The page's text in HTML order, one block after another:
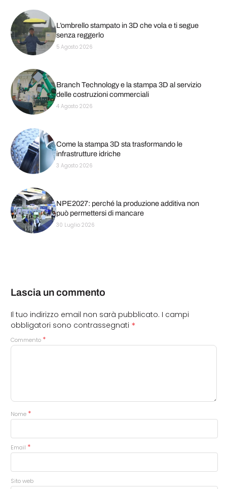
L’ombrello stampato in 3D che vola e ti segue
senza reggerlo
5 Agosto 2026
Branch Technology e la stampa 3D al servizio
delle costruzioni commerciali
4 Agosto 2026
Come la stampa 3D sta trasformando le
infrastrutture idriche
3 Agosto 2026
NPE2027: perché la produzione additiva non
può permettersi di mancare
30 Luglio 2026
Lascia un commento
Il tuo indirizzo email non sarà pubblicato. I campi
obbligatori sono contrassegnati *
Commento *
Nome *
Email *
Sito web